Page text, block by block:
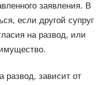
заявления. В
если другой супруг
на развод, или
развод, зависит от